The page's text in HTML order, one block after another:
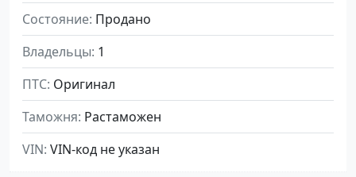
Состояние Продано
Владельцы 1
ПТС Оригинал
Таможня Растаможен
VIN VIN-код не указан